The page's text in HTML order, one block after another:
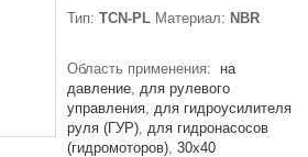
Тип: TCN-PL Материал: NBR
Область применения:
на
давление для рулевого
управления для гидроусилителя
руля (ГУР) для гидронасосов
(гидромоторов) 30x40